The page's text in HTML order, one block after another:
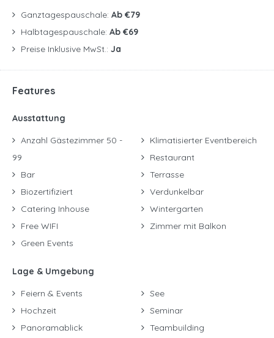
Ganztagespauschale: Ab €79
Halbtagespauschale: Ab €69
Preise Inklusive MwSt.: Ja
Features
Ausstattung
Anzahl Gästezimmer 50 -
99
Bar
Biozertifiziert
Catering Inhouse
Free WIFI
Green Events
Klimatisierter Eventbereich
Restaurant
Terrasse
Verdunkelbar
Wintergarten
Zimmer mit Balkon
Lage & Umgebung
Feiern & Events
Hochzeit
Panoramablick
See
Seminar
Teambuilding